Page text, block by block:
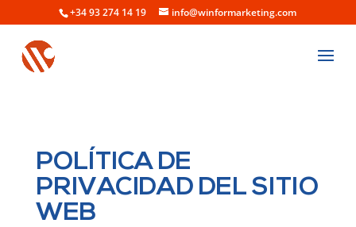
+34 93 274 14 19 info@winformarketing.com
POLÍTICA DE
PRIVACIDAD DEL SITIO
WEB